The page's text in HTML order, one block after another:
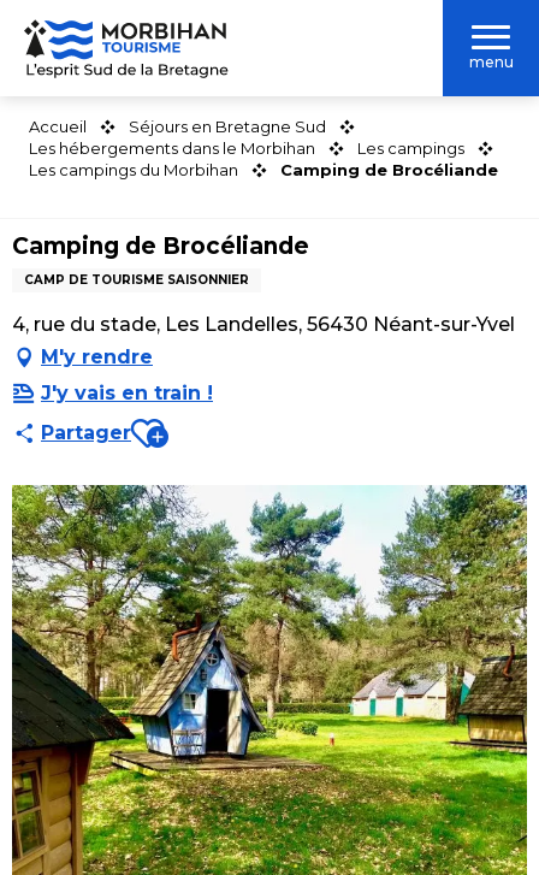
Aller
contenu
menu
Accueil
Séjours en Bretagne Sud
Les hébergements dans le Morbihan
Les campings
Les campings du Morbihan
Camping de Brocéliande
Camping de Brocéliande
CAMP DE TOURISME SAISONNIER
4, rue du stade, Les Landelles, 56430 Néant-sur-Yvel
M'y rendre
J'y vais en train !
PartagerAjouter aux favoris